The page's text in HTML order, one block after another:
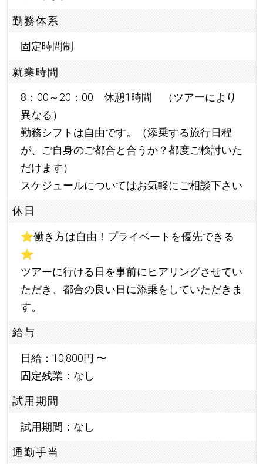
勤務体系
固定時間制
就業時間
8：00～20：00 休憩1時間 （ツアーにより
異なる）
勤務シフトは自由です。（添乗する旅行日程
が、ご自身のご都合と合うか？都度ご検討いた
だけます）
スケジュールについてはお気軽にご相談下さい
休日
⭐働き方は自由！プライベートを優先できる
⭐
ツアーに行ける日を事前にヒアリングさせてい
ただき、都合の良い日に添乗をしていただきま
す。
給与
日給：10,800円 〜
固定残業：なし
試用期間
試用期間：なし
通勤手当